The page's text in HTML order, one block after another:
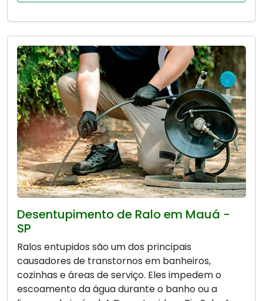
Desentupimento de Ralo em Mauá -
SP
Ralos entupidos são um dos principais
causadores de transtornos em banheiros,
cozinhas e áreas de serviço. Eles impedem o
escoamento da água durante o banho ou a